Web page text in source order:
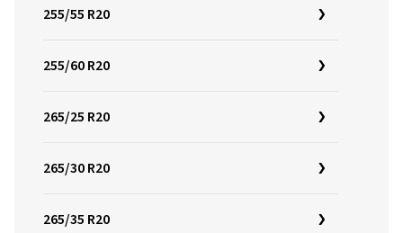
255/55 R20
255/60 R20
265/25 R20
265/30 R20
265/35 R20